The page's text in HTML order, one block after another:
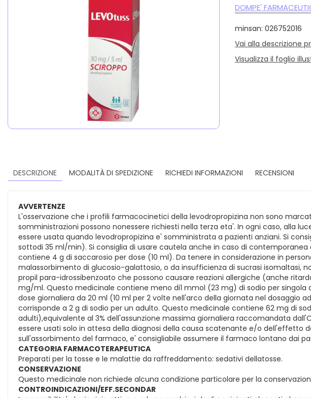
DOMPE'
minsan: 026752016
Vai alla descrizione
Visualizza il foglio
DESCRIZIONE MODALITÀ DI SPEDIZIONE RICHIEDI INFORMAZIONI RECENSIONI
AVVERTENZE
L'osservazione che i profili farmacocinetici della levodropropizina non sono
somministrazioni possono nonessere richiesti nella terza eta'. In ogni caso, alla
essere usata quando levodropropizina e' somministrata a pazienti anziani. Si
sottodi 35 ml/min). Si consiglia di usare cautela anche in caso di
contiene 4 g di saccarosio per dose (10 ml). Da tenere in considerazione in
malassorbimento di glucosio-galattosio, o da insufficienza di sucrasi
propil para-idrossibenzoato che possono causare reazioni allergiche (anche
mg/ml. Questo medicinale contiene meno di1 mmol (23 mg) di sodio per singola
dose giornaliera da 20 ml (10 ml per 2 volte nell'arco della giornata nel dosaggio
corrisponde a 2 g di sodio per un adulto. Questo medicinale contiene 62 mg di
adulti),equivalente al 3% dell'assunzione massima giornaliera raccomandata
essere usati solo in attesa della diagnosi della causa scatenante e/o dell'effetto
sull'assorbimento del farmaco, e' consigliabile assumere il farmaco lontano dai
CATEGORIA FARMACOTERAPEUTICA
Preparati per la tosse e le malattie da raffreddamento: sedativi dellatosse.
CONSERVAZIONE
Questo medicinale non richiede alcuna condizione particolare per la
CONTROINDICAZIONI/EFF.SECONDAR